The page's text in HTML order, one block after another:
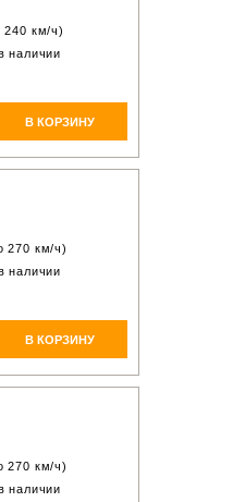
240 км/ч)
наличии
В КОРЗИНУ
270 км/ч)
наличии
В КОРЗИНУ
270 км/ч)
наличии